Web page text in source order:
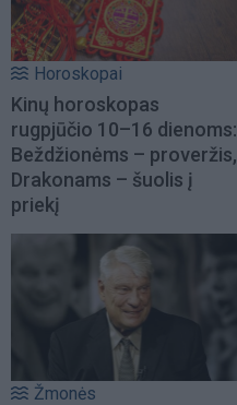
Horoskopai
Kinų horoskopas
rugpjūčio 10–16 dienoms:
Beždžionėms – proveržis,
Drakonams – šuolis į
priekį
Žmonės